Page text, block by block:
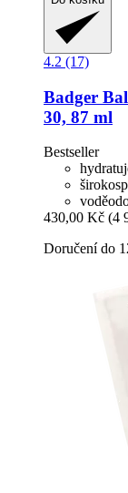
4.2 (17)
Badger
30, 87 ml
Bestseller
430,00 Kč (4
Doručení do